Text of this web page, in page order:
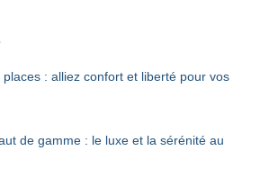
: alliez confort et liberté pour vos
de gamme : le luxe et la sérénité au